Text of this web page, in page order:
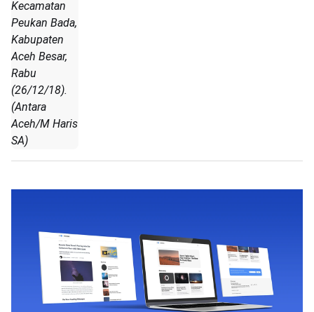
Kecamatan
Peukan Bada,
Kabupaten
Aceh Besar,
Rabu
(26/12/18).
(Antara
Aceh/M Haris
SA)